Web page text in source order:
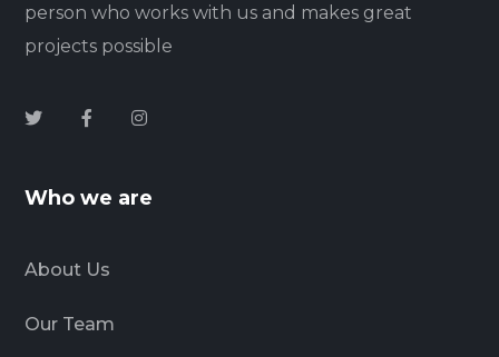
person who works with us and makes great
projects possible
Who we are
About Us
Our Team